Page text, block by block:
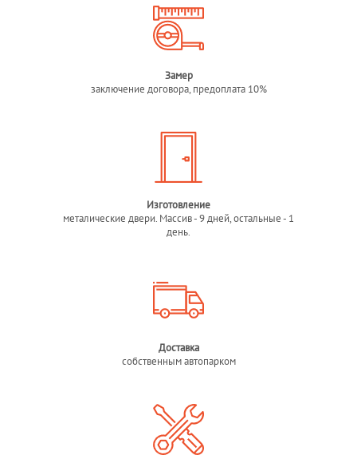
Замер
заключение договора, предоплата 10%
Изготовление
металические двери. Массив - 9 дней, остальные - 1
день.
Доставка
собственным автопарком